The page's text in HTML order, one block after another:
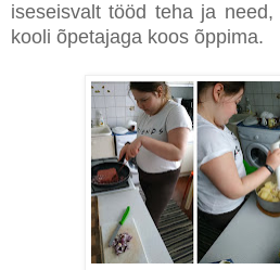
iseseisvalt tööd teha ja
kooli õpetajaga koos õppima.